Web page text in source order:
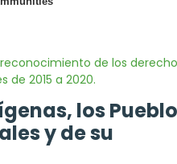
de los
de 2015 a 2020.
los
y de su